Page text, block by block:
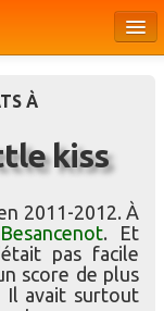
À
kiss
2011-2012. À
. Et
pas facile
score de plus
Il avait surtout